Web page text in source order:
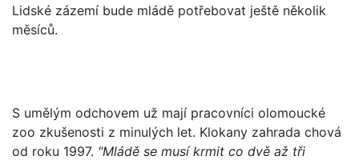
Lidské zázemí bude mládě potřebovat ještě několik
měsíců.
S umělým odchovem už mají pracovníci olomoucké
zoo zkušenosti z minulých let. Klokany zahrada chová
od roku 1997. "Mládě se musí krmit co dvě až tři